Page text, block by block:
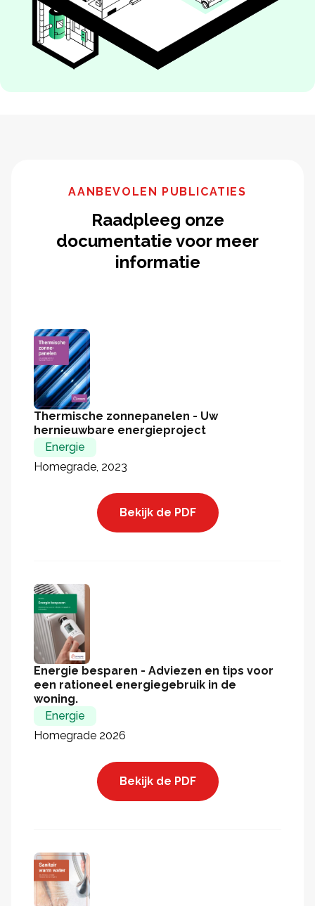
AANBEVOLEN PUBLICATIES
Raadpleeg onze
documentatie voor meer
informatie
Thermische zonnepanelen - Uw
hernieuwbare energieproject
Energie
Homegrade, 2023
Bekijk de PDF
Energie besparen - Adviezen en tips voor
een rationeel energiegebruik in de
woning.
Energie
Homegrade 2026
Bekijk de PDF